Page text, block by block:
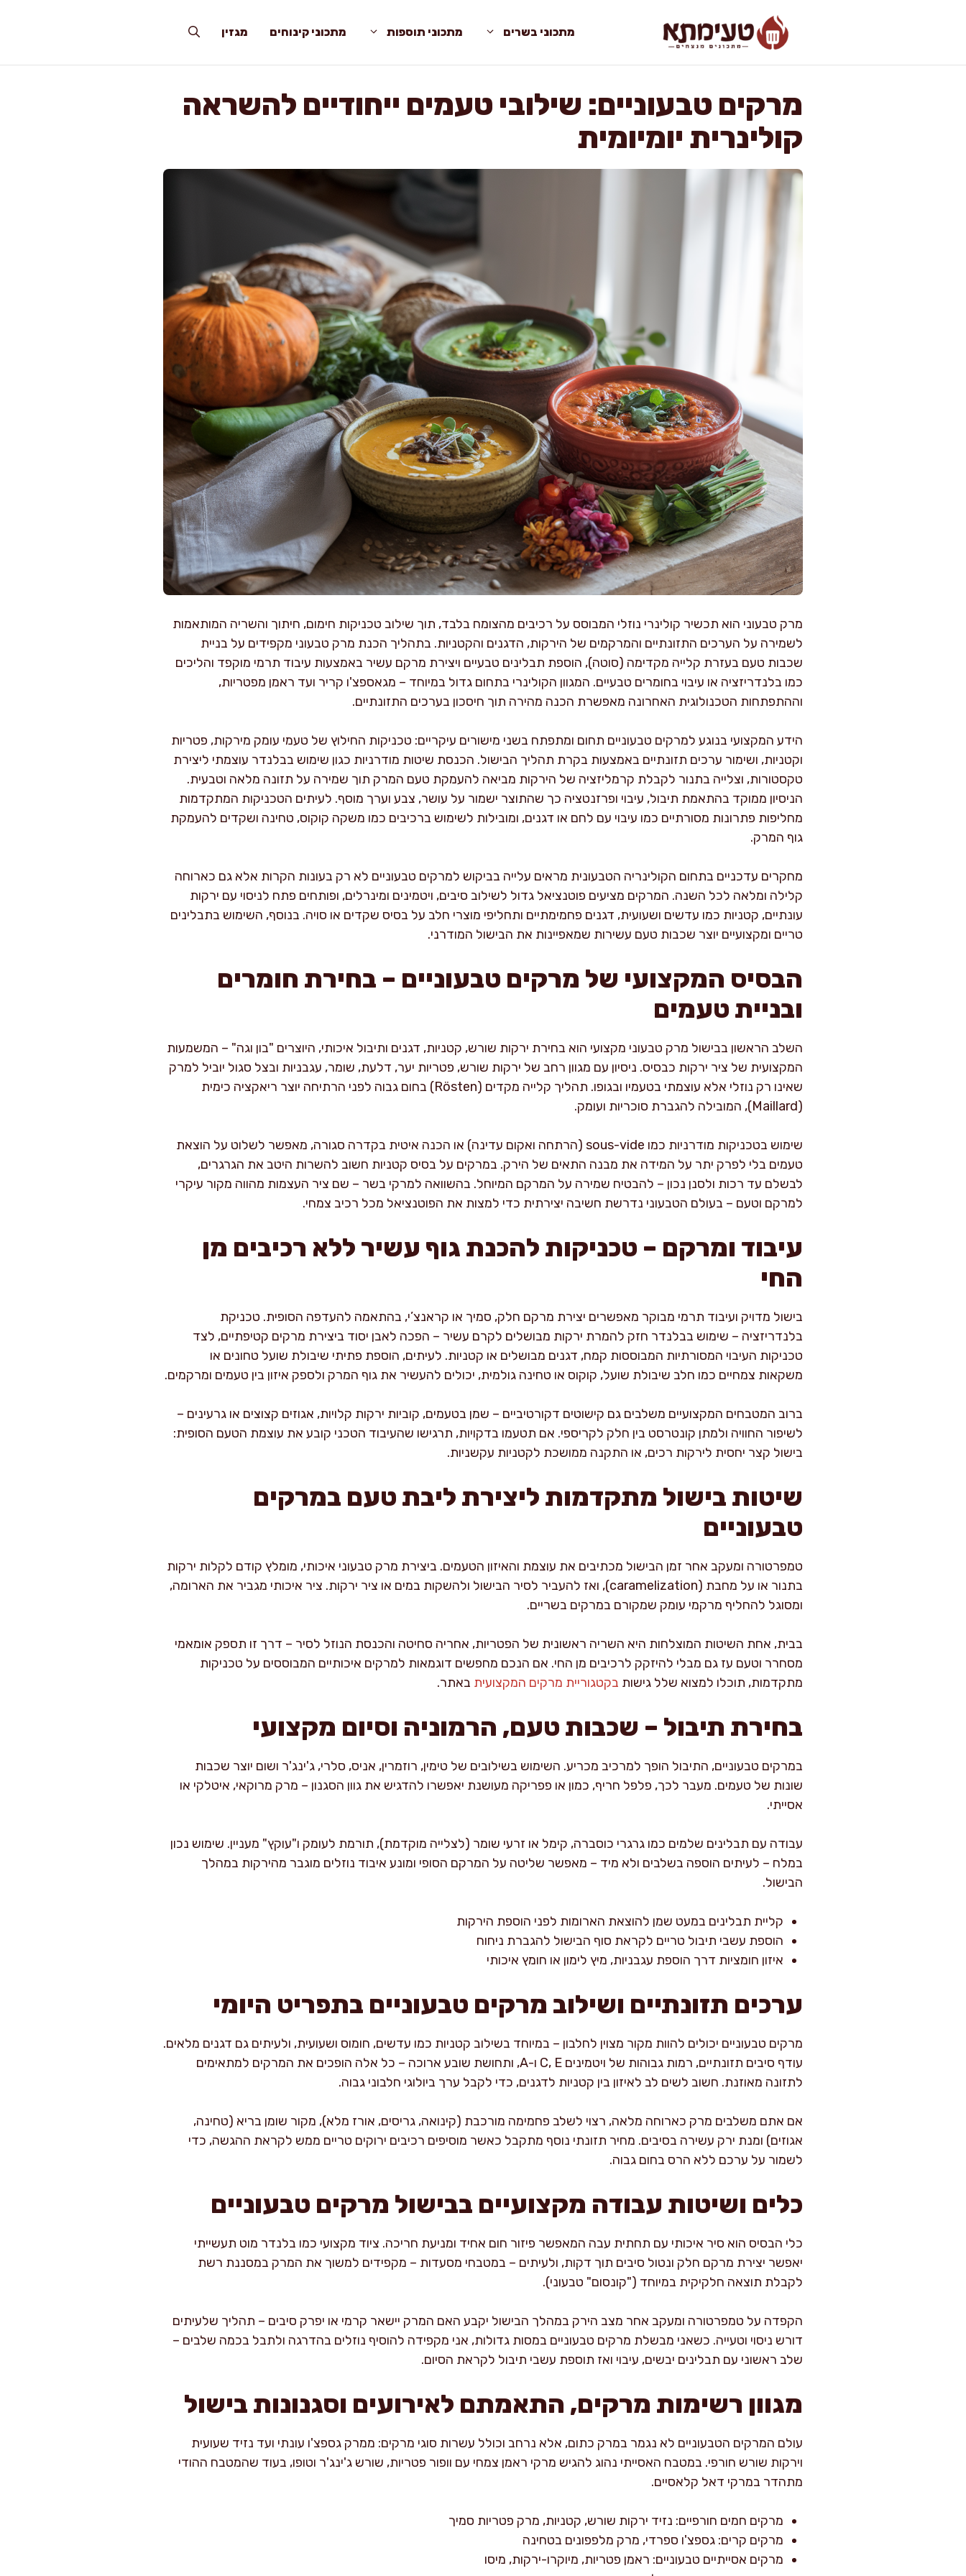
מתכוני בשרים מתכוני תוספות מתכוני קינוחים מגזין
מרקים טבעוניים: שילובי טעמים ייחודיים להשראה
קולינרית יומיומית
מרק טבעוני הוא תכשיר קולינרי נוזלי המבוסס על רכיבים מהצומח בלבד, תוך שילוב טכניקות חימום, חיתוך והשריה המותאמות
לשמירה על הערכים התזונתיים והמרקמים של הירקות, הדגנים והקטניות. בתהליך הכנת מרק טבעוני מקפידים על בניית
שכבות טעם בעזרת קלייה מקדימה (סוטה), הוספת תבלינים טבעיים ויצירת מרקם עשיר באמצעות עיבוד תרמי מוקפד והליכים
כמו בלנדריזציה או עיבוי בחומרים טבעיים. המגוון הקולינרי בתחום גדול במיוחד – מגאספצ'ו קריר ועד ראמן מפטריות,
וההתפתחות הטכנולוגית האחרונה מאפשרת הכנה מהירה תוך חיסכון בערכים התזונתיים.
הידע המקצועי בנוגע למרקים טבעוניים תחום ומתפתח בשני מישורים עיקריים: טכניקות החילוץ של טעמי עומק מירקות, פטריות
וקטניות, ושימור ערכים תזונתיים באמצעות בקרת תהליך הבישול. הכנסת שיטות מודרניות כגון שימוש בבלנדר עוצמתי ליצירת
טקסטורות, וצלייה בתנור לקבלת קרמליזציה של הירקות מביאה להעמקת טעם המרק תוך שמירה על תזונה מלאה וטבעית.
הניסיון ממוקד בהתאמת תיבול, עיבוי ופרזנטציה כך שהתוצר ישמור על עושר, צבע וערך מוסף. לעיתים הטכניקות המתקדמות
מחליפות פתרונות מסורתיים כמו עיבוי עם לחם או דגנים, ומובילות לשימוש ברכיבים כמו משקה קוקוס, טחינה ושקדים להעמקת
גוף המרק.
מחקרים עדכניים בתחום הקולינריה הטבעונית מראים עלייה בביקוש למרקים טבעוניים לא רק בעונות הקרות אלא גם כארוחה
קלילה ומלאה לכל השנה. המרקים מציעים פוטנציאל גדול לשילוב סיבים, ויטמינים ומינרלים, ופותחים פתח לניסוי עם ירקות
עונתיים, קטניות כמו עדשים ושעועית, דגנים פחמימתיים ותחליפי מוצרי חלב על בסיס שקדים או סויה. בנוסף, השימוש בתבלינים
טריים ומקצועיים יוצר שכבות טעם עשירות שמאפיינות את הבישול המודרני.
הבסיס המקצועי של מרקים טבעוניים – בחירת חומרים
ובניית טעמים
השלב הראשון בבישול מרק טבעוני מקצועי הוא בחירת ירקות שורש, קטניות, דגנים ותיבול איכותי, היוצרים "בון וגה" – המשמעות
המקצועית של ציר ירקות כבסיס. ניסיון עם מגוון רחב של ירקות שורש, פטריות יער, דלעת, שומר, עגבניות ובצל סגול יוביל למרק
שאינו רק נוזלי אלא עוצמתי בטעמיו ובגופו. תהליך קלייה מקדים (Rösten) בחום גבוה לפני הרתיחה יוצר ריאקציה כימית
(Maillard), המובילה להגברת סוכריות ועומק.
שימוש בטכניקות מודרניות כמו sous-vide (הרתחה ואקום עדינה) או הכנה איטית בקדרה סגורה, מאפשר לשלוט על הוצאת
טעמים בלי לפרק יתר על המידה את מבנה התאים של הירק. במרקים על בסיס קטניות חשוב להשרות היטב את הגרגרים,
לבשלם עד רכות ולסנן נכון – להבטיח שמירה על המרקם המיוחל. בהשוואה למרקי בשר – שם ציר העצמות מהווה מקור עיקרי
למרקם וטעם – בעולם הטבעוני נדרשת חשיבה יצירתית כדי למצות את הפוטנציאל מכל רכיב צמחי.
עיבוד ומרקם – טכניקות להכנת גוף עשיר ללא רכיבים מן
החי
בישול מדויק ועיבוד תרמי מבוקר מאפשרים יצירת מרקם חלק, סמיך או קראנצ’י, בהתאמה להעדפה הסופית. טכניקת
בלנדריזציה – שימוש בבלנדר חזק להמרת ירקות מבושלים לקרם עשיר – הפכה לאבן יסוד ביצירת מרקים קטיפתיים, לצד
טכניקות העיבוי המסורתיות המבוססות קמח, דגנים מבושלים או קטניות. לעיתים, הוספת פתיתי שיבולת שועל טחונים או
משקאות צמחיים כמו חלב שיבולת שועל, קוקוס או טחינה גולמית, יכולים להעשיר את גוף המרק ולספק איזון בין טעמים ומרקמים.
ברוב המטבחים המקצועיים משלבים גם קישוטים דקורטיביים – שמן בטעמים, קוביות ירקות קלויות, אגוזים קצוצים או גרעינים –
לשיפור החוויה ולמתן קונטרסט בין חלק לקריספי. אם תטעמו בדקויות, תרגישו שהעיבוד הטכני קובע את עוצמת הטעם הסופית:
בישול קצר יחסית לירקות רכים, או התקנה ממושכת לקטניות עקשניות.
שיטות בישול מתקדמות ליצירת ליבת טעם במרקים
טבעוניים
טמפרטורה ומעקב אחר זמן הבישול מכתיבים את עוצמת והאיזון הטעמים. ביצירת מרק טבעוני איכותי, מומלץ קודם לקלות ירקות
בתנור או על מחבת (caramelization), ואז להעביר לסיר הבישול ולהשקות במים או ציר ירקות. ציר איכותי מגביר את הארומה,
ומסוגל להחליף מרקמי עומק שמקורם במרקים בשריים.
בבית, אחת השיטות המוצלחות היא השריה ראשונית של הפטריות, אחריה סחיטה והכנסת הנוזל לסיר – דרך זו תספק אומאמי
מסחרר וטעם עז גם מבלי להיזקק לרכיבים מן החי. אם הנכם מחפשים דוגמאות למרקים איכותיים המבוססים על טכניקות
מתקדמות, תוכלו למצוא שלל גישות בקטגוריית מרקים המקצועית באתר.
בחירת תיבול – שכבות טעם, הרמוניה וסיום מקצועי
במרקים טבעוניים, התיבול הופך למרכיב מכריע. השימוש בשילובים של טימין, רוזמרין, אניס, סלרי, ג'ינג'ר ושום יוצר שכבות
שונות של טעמים. מעבר לכך, פלפל חריף, כמון או פפריקה מעושנת יאפשרו להדגיש את גוון הסגנון – מרק מרוקאי, איטלקי או
אסייתי.
עבודה עם תבלינים שלמים כמו גרגרי כוסברה, קימל או זרעי שומר (לצלייה מוקדמת), תורמת לעומק ו"עוקץ" מעניין. שימוש נכון
במלח – לעיתים הוספה בשלבים ולא מיד – מאפשר שליטה על המרקם הסופי ומונע איבוד נוזלים מוגבר מהירקות במהלך
הבישול.
קליית תבלינים במעט שמן להוצאת הארומות לפני הוספת הירקות
הוספת עשבי תיבול טריים לקראת סוף הבישול להגברת ניחוח
איזון חומציות דרך הוספת עגבניות, מיץ לימון או חומץ איכותי
ערכים תזונתיים ושילוב מרקים טבעוניים בתפריט היומי
מרקים טבעוניים יכולים להוות מקור מצוין לחלבון – במיוחד בשילוב קטניות כמו עדשים, חומוס ושעועית, ולעיתים גם דגנים מלאים.
עודף סיבים תזונתיים, רמות גבוהות של ויטמינים C, E ו-A, ותחושת שובע ארוכה – כל אלה הופכים את המרקים למתאימים
לתזונה מאוזנת. חשוב לשים לב לאיזון בין קטניות לדגנים, כדי לקבל ערך ביולוגי חלבוני גבוה.
אם אתם משלבים מרק כארוחה מלאה, רצוי לשלב פחמימה מורכבת (קינואה, גריסים, אורז מלא), מקור שומן בריא (טחינה,
אגוזים) ומנת ירק עשירה בסיבים. מחיר תזונתי נוסף מתקבל כאשר מוסיפים רכיבים ירוקים טריים ממש לקראת ההגשה, כדי
לשמור על ערכם ללא הרס בחום גבוה.
כלים ושיטות עבודה מקצועיים בבישול מרקים טבעוניים
כלי הבסיס הוא סיר איכותי עם תחתית עבה המאפשר פיזור חום אחיד ומניעת חריכה. ציוד מקצועי כמו בלנדר מוט תעשייתי
יאפשר יצירת מרקם חלק ונטול סיבים תוך דקות, ולעיתים – במטבחי מסעדות – מקפידים למשוך את המרק במסננת רשת
לקבלת תוצאה חלקיקית במיוחד ("קונסום" טבעוני).
הקפדה על טמפרטורה ומעקב אחר מצב הירק במהלך הבישול יקבע האם המרק יישאר קרמי או יפרק סיבים – תהליך שלעיתים
דורש ניסוי וטעייה. כשאני מבשלת מרקים טבעוניים במסות גדולות, אני מקפידה להוסיף נוזלים בהדרגה ולתבל בכמה שלבים –
שלב ראשוני עם תבלינים יבשים, עיבוי ואז תוספת עשבי תיבול לקראת הסיום.
מגוון רשימות מרקים, התאמתם לאירועים וסגנונות בישול
עולם המרקים הטבעוניים לא נגמר במרק כתום, אלא נרחב וכולל עשרות סוגי מרקים: ממרק גספצ'ו עונתי ועד נזיד שעועית
וירקות שורש חורפי. במטבח האסייתי נהוג להגיש מרקי ראמן צמחי עם וופור פטריות, שורש ג'ינג'ר וטופו, בעוד שהמטבח ההודי
מתהדר במרקי דאל קלאסיים.
מרקים חמים חורפיים: נזיד ירקות שורש, קטניות, מרק פטריות סמיך
מרקים קרים: גספצ'ו ספרדי, מרק מלפפונים בטחינה
מרקים אסייתיים טבעוניים: ראמן פטריות, מיוקרו-ירקות, מיסו